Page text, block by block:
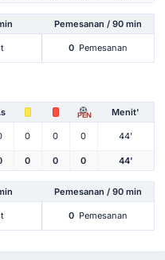
Pemesanan / 90 min
0 Pemesanan
PEN Menit'
0 0 0 44'
0 0 0 44'
Pemesanan / 90 min
0 Pemesanan